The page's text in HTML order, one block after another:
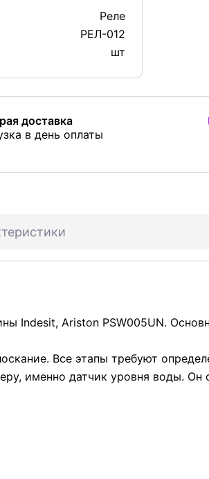
Реле
РЕЛ-012
шт
доставка
в день оплаты
Indesit, Ariston PSW005UN.
Все этапы требуют
именно датчик уровня воды. Он